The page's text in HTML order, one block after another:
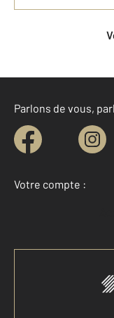
Parlons de vous,
Votre compte :